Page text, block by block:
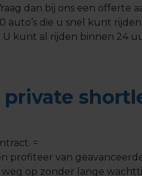
dan bij ons een offerte
die u snel kunt
U kunt al rijden binnen 24
=
profiteer van
op zonder lange